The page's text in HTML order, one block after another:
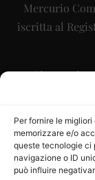
Per fornire le
memorizzare e/o
queste tecnologie ci
navigazione o ID
può influire
Mercurio
iscritta al
Sito gestito